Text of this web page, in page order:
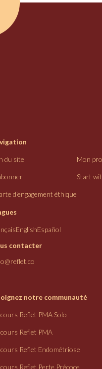
du site Mon
Start
d'engagement éthique
EnglishEspañol
contacter
notre communauté
Reflet PMA Solo
Reflet PMA
Reflet Endométriose
Reflet Perte Précoce